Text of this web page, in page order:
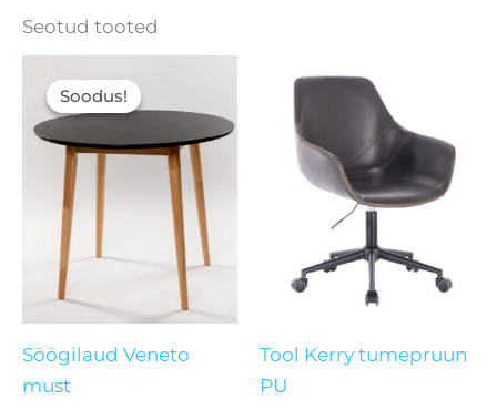
Seotud tooted
Soodus!
Soodus!
Söögilaud Veneto
must
hind
oli:
is:
96,60 €.
Tool Kerry tumepruun
PU